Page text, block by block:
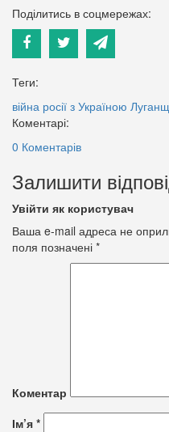
Поділитись в соцмережах:
Теги:
війна росії з Україною
Коментарі:
0 Коментарів
Залишити
Увійти як користувач
Ваша e-mail адреса не
поля позначені *
Коментар
Ім’я *